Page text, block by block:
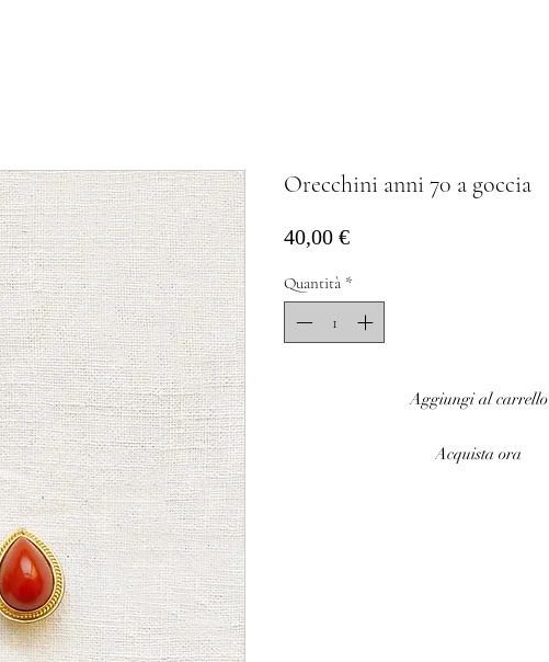
Orecchini anni 70 a goccia
40,00 €Prezzo
Quantità *
Aggiungi al carrello
Acquista ora